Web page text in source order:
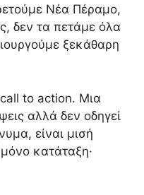
Νέα Πέραμο,
δεν τα πετάμε όλα
ξεκάθαρη
call to action. Μια
αλλά δεν οδηγεί
είναι μισή
κατάταξη·